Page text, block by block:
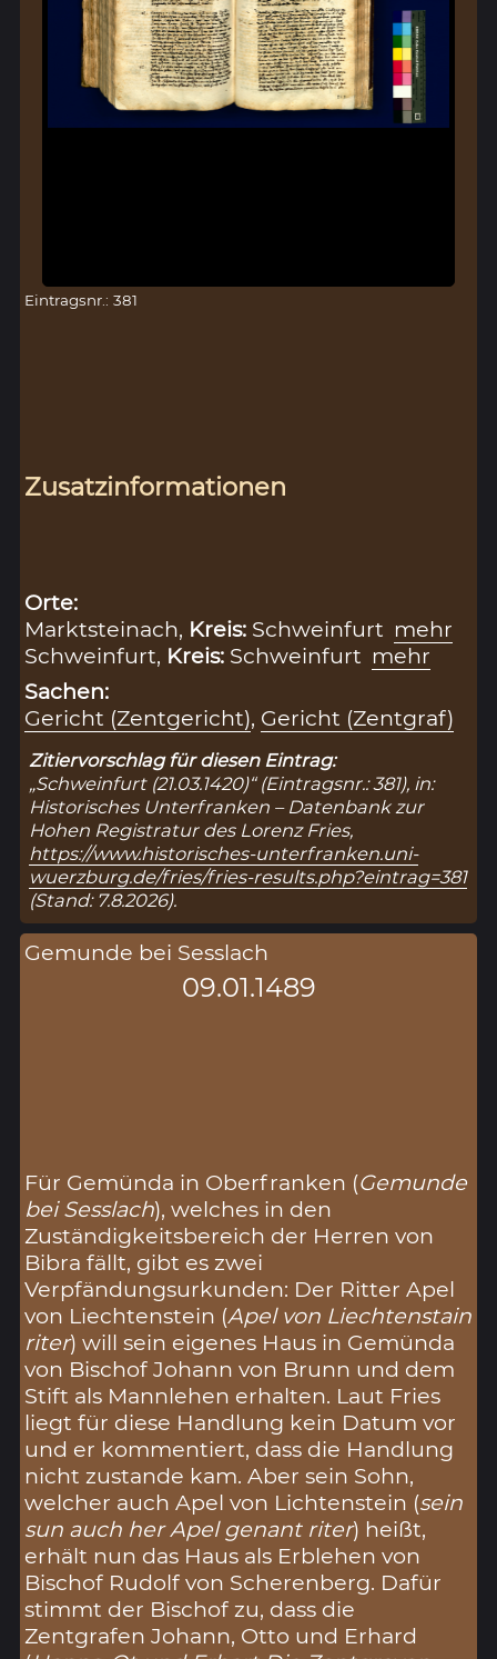
Eintragsnr.: 381
Zusatzinformationen
Orte:
Marktsteinach, Kreis: Schweinfurt mehr
Schweinfurt, Kreis: Schweinfurt mehr
Sachen:
Gericht (Zentgericht), Gericht (Zentgraf)
Zitiervorschlag für diesen Eintrag:
„Schweinfurt (21.03.1420)“ (Eintragsnr.: 381), in:
Historisches Unterfranken – Datenbank zur
Hohen Registratur des Lorenz Fries,
https://www.historisches-unterfranken.uni-
wuerzburg.de/fries/fries-results.php?eintrag=381
(Stand: 7.8.2026).
Gemunde bei Sesslach
09.01.1489
Für Gemünda in Oberfranken (Gemunde
bei Sesslach), welches in den
Zuständigkeitsbereich der Herren von
Bibra fällt, gibt es zwei
Verpfändungsurkunden: Der Ritter Apel
von Liechtenstein (Apel von Liechtenstain
riter) will sein eigenes Haus in Gemünda
von Bischof Johann von Brunn und dem
Stift als Mannlehen erhalten. Laut Fries
liegt für diese Handlung kein Datum vor
und er kommentiert, dass die Handlung
nicht zustande kam. Aber sein Sohn,
welcher auch Apel von Lichtenstein (sein
sun auch her Apel genant riter) heißt,
erhält nun das Haus als Erblehen von
Bischof Rudolf von Scherenberg. Dafür
stimmt der Bischof zu, dass die
Zentgrafen Johann, Otto und Erhard